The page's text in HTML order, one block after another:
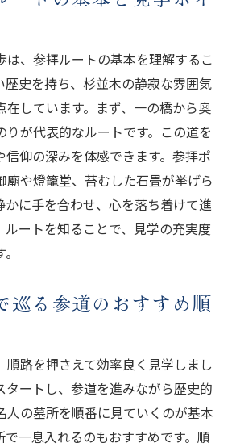
は、参拝ルートの基本を理解するこ
歴史を持ち、杉並木の静寂な雰囲気
在しています。まず、一の橋から奥
りが代表的なルートです。この道を
信仰の深みを体感できます。参拝ポ
廟や燈籠堂、苔むした石畳が挙げら
かに手を合わせ、心を落ち着けて進
ルートを知ることで、見学の充実度
巡る参道のおすすめ順
順路を押さえて効率良く見学しまし
タートし、参道を進みながら歴史的
人の墓所を順番に見ていくのが基本
で一息入れるのもおすすめです。順